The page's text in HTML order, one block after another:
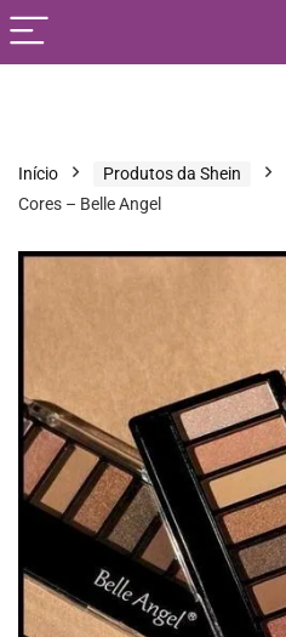
Início Produtos da Shein
Cores – Belle Angel